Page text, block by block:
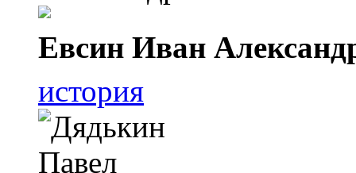
Евсин Иван
история